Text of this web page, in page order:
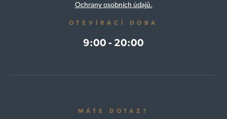
Ochrany osobních údajů.
OTEVÍRACÍ DOBA
9:00 - 20:00
MÁTE DOTAZ?